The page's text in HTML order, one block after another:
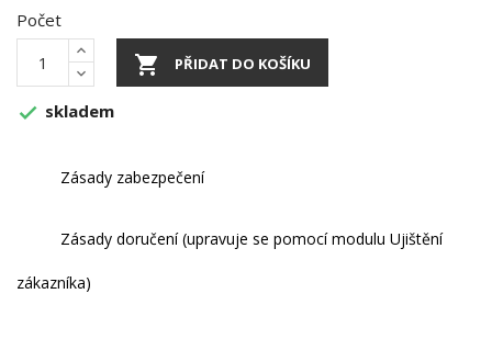
Počet
 PŘIDAT DO KOŠÍKU
 skladem
Zásady zabezpečení
Zásady doručení (upravuje se pomocí modulu Ujištění
zákazníka)